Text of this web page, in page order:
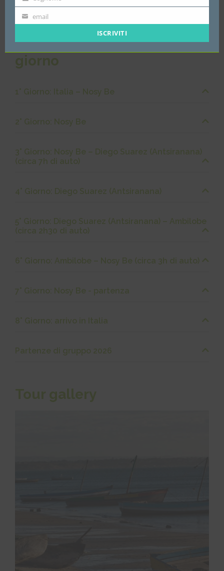
Il programma giorno per
giorno
1° Giorno: Italia – Nosy Be
2° Giorno: Nosy Be
3° Giorno: Nosy Be – Diego Suarez (Antsiranana)
(circa 7h di auto)
4° Giorno: Diego Suarez (Antsiranana)
5° Giorno: Diego Suarez (Antsiranana) – Ambilobe
(circa 2h30 di auto)
6° Giorno: Ambilobe – Nosy Be (circa 3h di auto)
7° Giorno: Nosy Be - partenza
8° Giorno: arrivo in Italia
Partenze di gruppo 2026
Tour gallery
Cognome
emailemail
ISCRIVITI